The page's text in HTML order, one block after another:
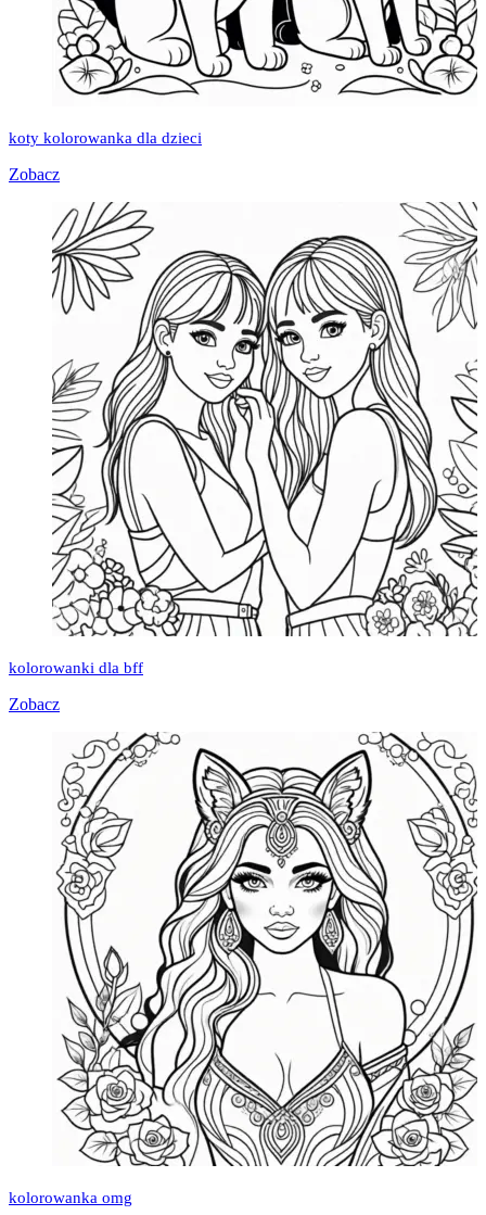
koty kolorowanka dla dzieci
Zobacz
kolorowanki dla bff
Zobacz
kolorowanka omg